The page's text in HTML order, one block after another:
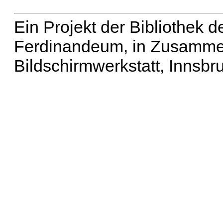
Ein Projekt der Bibliothek
Ferdinandeum, in
Bildschirmwerkstatt,